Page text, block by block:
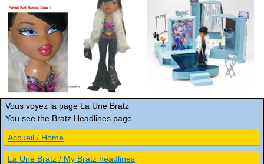
Vous voyez la page La Une Bratz
You see the Bratz Headlines page
Accueil / Home
La Une Bratz / My Bratz headlines